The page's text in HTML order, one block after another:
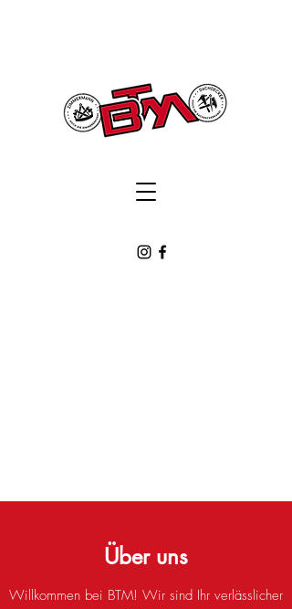
Über uns
Willkommen bei BTM! Wir sind Ihr verlässlicher